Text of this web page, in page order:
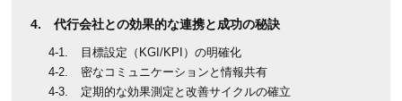
代行会社との効果的な連携と成功の秘訣
目標設定（KGI/KPI）の明確化
密なコミュニケーションと情報共有
定期的な効果測定と改善サイクルの確立